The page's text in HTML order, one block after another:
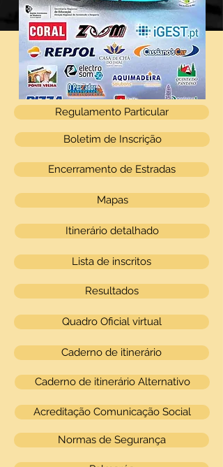
Regulamento Particular
Boletim de Inscrição
Encerramento de Estradas
Mapas
Itinerário detalhado
Lista de inscritos
Resultados
Quadro Oficial virtual
Caderno de itinerário
Caderno de itinerário Alternativo
Acreditação Comunicação Social
Normas de Segurança